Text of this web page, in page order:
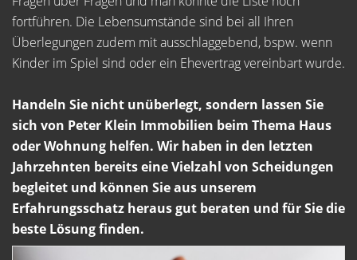
fortführen. Die Lebensumstände sind bei all Ihren
Überlegungen zudem mit ausschlaggebend, bspw. wenn
Kinder im Spiel sind oder ein Ehevertrag vereinbart wurde.
Handeln Sie nicht unüberlegt, sondern lassen Sie
sich von Peter Klein Immobilien beim Thema Haus
oder Wohnung helfen. Wir haben in den letzten
Jahrzehnten bereits eine Vielzahl von Scheidungen
begleitet und können Sie aus unserem
Erfahrungsschatz heraus gut beraten und für Sie die
beste Lösung finden.